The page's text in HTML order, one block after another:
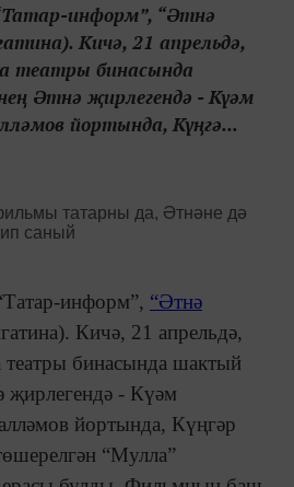
информ”, “Әтнә
Кичә, 21 апрельдә,
театры бинасында
Әтнә җирлегендә - Күәм
йортында, Күңгә...
информ”, “Әтнә
Кичә, 21 апрельдә,
театры бинасында шактый
җирлегендә - Күәм
йортында, Күңгәр
“Мулла”